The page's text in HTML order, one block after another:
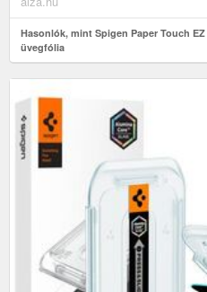
Hasonlók, mint Spigen Paper Touch
üvegfólia